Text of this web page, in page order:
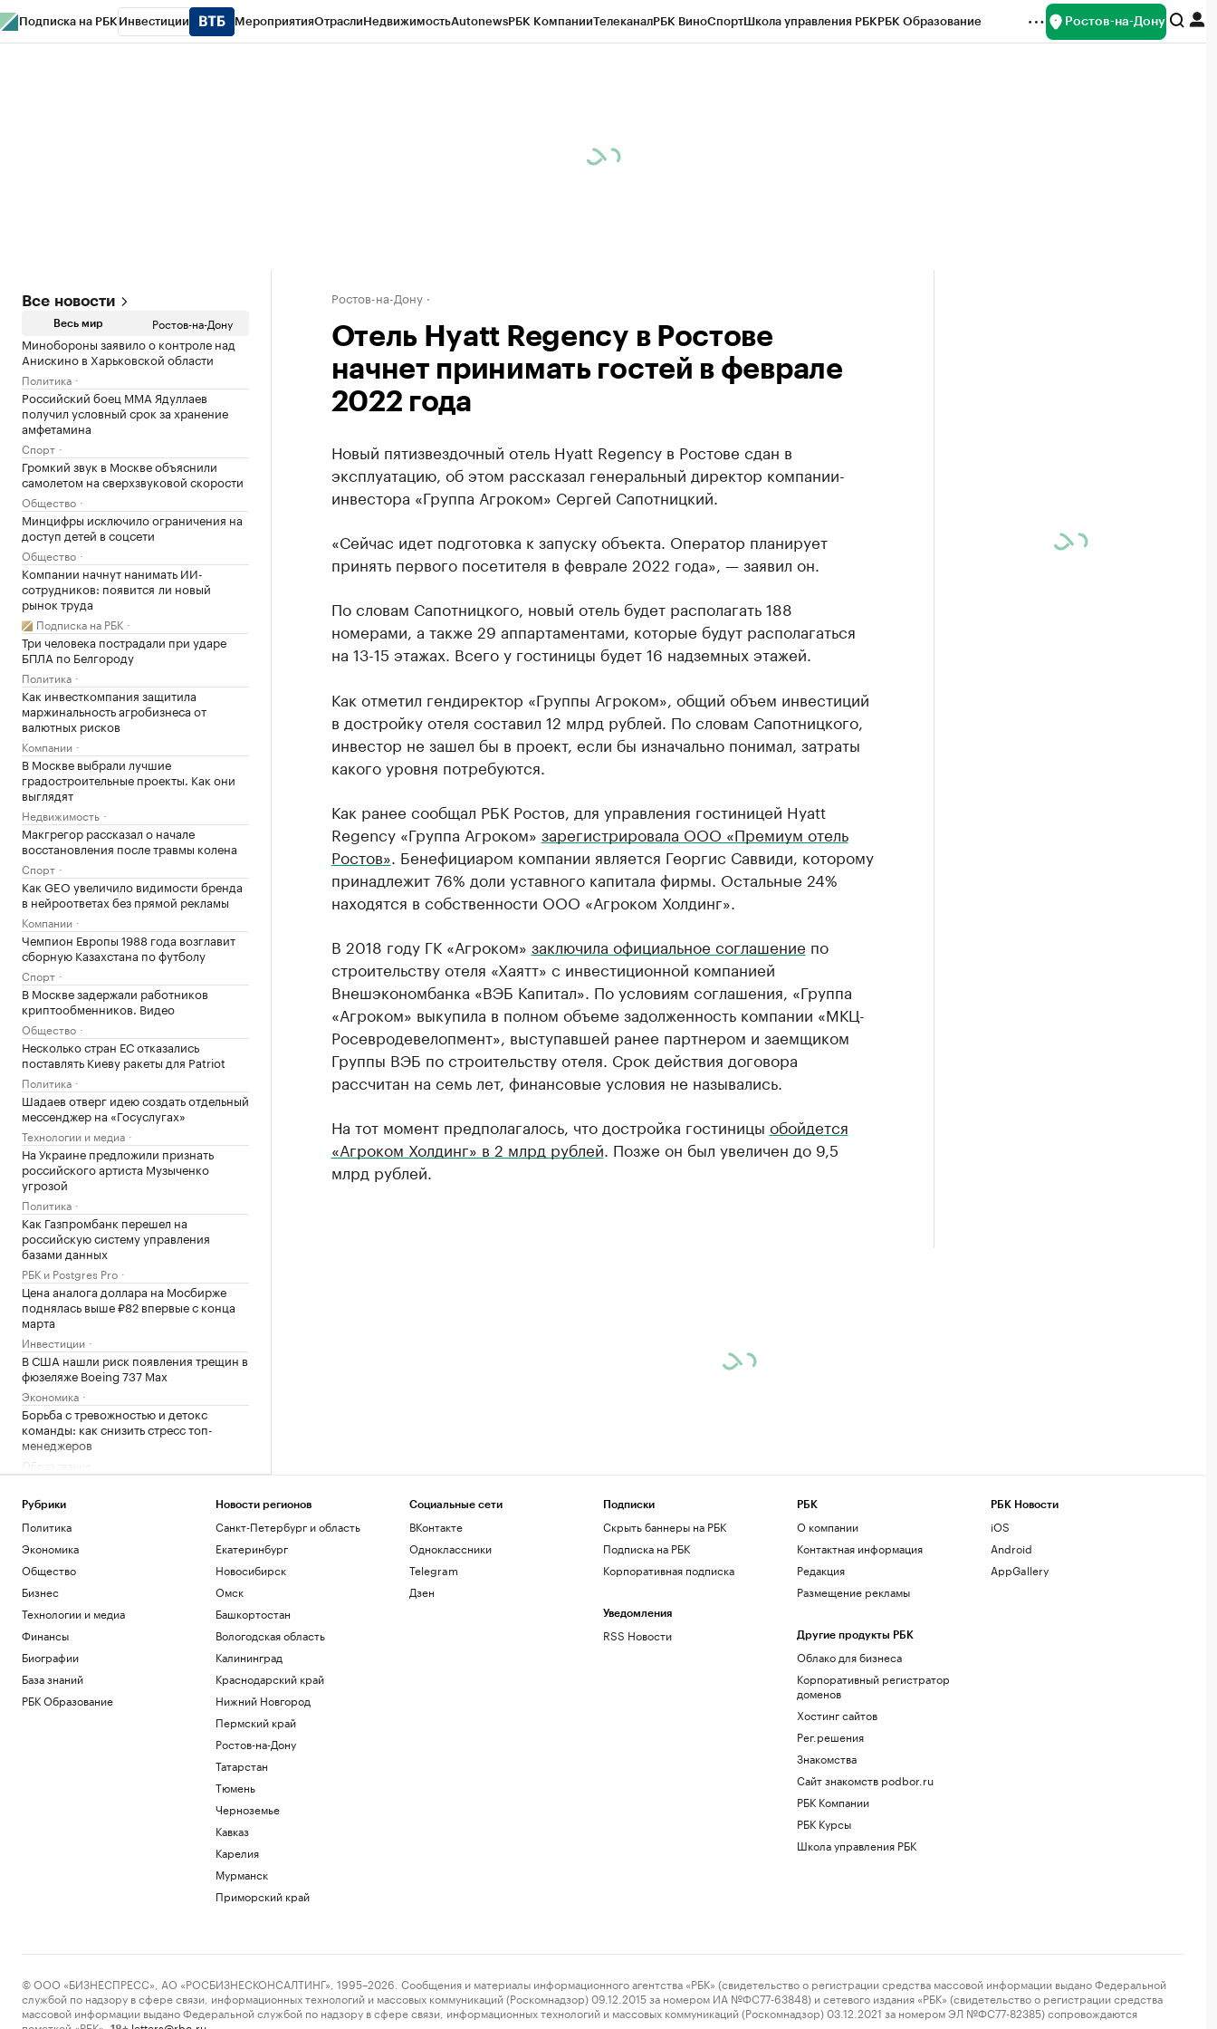
Подписка на РБК Инвестиции МероприятияОтраслиНедвижимостьAutonewsРБК КомпанииТелеканалРБК ВиноСпортШкола управления РБКРБК Образование Ростов-на-Дону
Все новости
Весь мир Ростов-на-Дону
Минобороны заявило о контроле над
Анискино в Харьковской области
Политика
Российский боец ММА Ядуллаев
получил условный срок за хранение
амфетамина
Спорт
Громкий звук в Москве объяснили
самолетом на сверхзвуковой скорости
Общество
Минцифры исключило ограничения на
доступ детей в соцсети
Общество
Компании начнут нанимать ИИ-
сотрудников: появится ли новый
рынок труда
Подписка на РБК
Три человека пострадали при ударе
БПЛА по Белгороду
Политика
Как инвесткомпания защитила
маржинальность агробизнеса от
валютных рисков
Компании
В Москве выбрали лучшие
градостроительные проекты. Как они
выглядят
Недвижимость
Макгрегор рассказал о начале
восстановления после травмы колена
Спорт
Как GEO увеличило видимости бренда
в нейроответах без прямой рекламы
Компании
Чемпион Европы 1988 года возглавит
сборную Казахстана по футболу
Спорт
В Москве задержали работников
криптообменников. Видео
Общество
Несколько стран ЕС отказались
поставлять Киеву ракеты для Patriot
Политика
Шадаев отверг идею создать отдельный
мессенджер на «Госуслугах»
Технологии и медиа
На Украине предложили признать
российского артиста Музыченко
угрозой
Политика
Как Газпромбанк перешел на
российскую систему управления
базами данных
РБК и Postgres Pro
Цена аналога доллара на Мосбирже
поднялась выше ₽82 впервые с конца
марта
Инвестиции
В США нашли риск появления трещин в
фюзеляже Boeing 737 Max
Экономика
Борьба с тревожностью и детокс
команды: как снизить стресс топ-
менеджеров
Образование
жилья при отсутствии мер поддержки
Ростов-на-Дону
Отель Hyatt Regency в Ростове
начнет принимать гостей в феврале
2022 года
Новый пятизвездочный отель Hyatt Regency в Ростове сдан в
эксплуатацию, об этом рассказал генеральный директор компании-
инвестора «Группа Агроком» Сергей Сапотницкий.
«Сейчас идет подготовка к запуску объекта. Оператор планирует
принять первого посетителя в феврале 2022 года», — заявил он.
По словам Сапотницкого, новый отель будет располагать 188
номерами, а также 29 аппартаментами, которые будут располагаться
на 13-15 этажах. Всего у гостиницы будет 16 надземных этажей.
Как отметил гендиректор «Группы Агроком», общий объем инвестиций
в достройку отеля составил 12 млрд рублей. По словам Сапотницкого,
инвестор не зашел бы в проект, если бы изначально понимал, затраты
какого уровня потребуются.
Как ранее сообщал РБК Ростов, для управления гостиницей Hyatt
Regency «Группа Агроком» зарегистрировала ООО «Премиум отель
Ростов» . Бенефициаром компании является Георгис Саввиди, которому
принадлежит 76% доли уставного капитала фирмы. Остальные 24%
находятся в собственности ООО «Агроком Холдинг».
В 2018 году ГК «Агроком» заключила официальное соглашение по
строительству отеля «Хаятт» с инвестиционной компанией
Внешэкономбанка «ВЭБ Капитал». По условиям соглашения, «Группа
«Агроком» выкупила в полном объеме задолженность компании «МКЦ-
Росевродевелопмент», выступавшей ранее партнером и заемщиком
Группы ВЭБ по строительству отеля. Срок действия договора
рассчитан на семь лет, финансовые условия не назывались.
На тот момент предполагалось, что достройка гостиницы обойдется
«Агроком Холдинг» в 2 млрд рублей . Позже он был увеличен до 9,5
млрд рублей.
Рубрики
Политика
Экономика
Общество
Бизнес
Технологии и медиа
Финансы
Биографии
База знаний
РБК Образование
Новости регионов
Санкт-Петербург и область
Екатеринбург
Новосибирск
Омск
Башкортостан
Вологодская область
Калининград
Краснодарский край
Нижний Новгород
Пермский край
Ростов-на-Дону
Татарстан
Тюмень
Черноземье
Кавказ
Карелия
Мурманск
Приморский край
Социальные сети
ВКонтакте
Одноклассники
Telegram
Дзен
Подписки
Скрыть баннеры на РБК
Подписка на РБК
Корпоративная подписка
Уведомления
RSS Новости
РБК
О компании
Контактная информация
Редакция
Размещение рекламы
Другие продукты РБК
Облако для бизнеса
Корпоративный регистратор
доменов
Хостинг сайтов
Рег.решения
Знакомства
Сайт знакомств podbor.ru
РБК Компании
РБК Курсы
Школа управления РБК
РБК Новости
iOS
Android
AppGallery
© ООО «БИЗНЕСПРЕСС», АО «РОСБИЗНЕСКОНСАЛТИНГ», 1995–2026. Сообщения и материалы информационного агентства «РБК» (свидетельство о регистрации средства массовой информации выдано Федеральной
службой по надзору в сфере связи, информационных технологий и массовых коммуникаций (Роскомнадзор) 09.12.2015 за номером ИА №ФС77-63848) и сетевого издания «РБК» (свидетельство о регистрации средства
массовой информации выдано Федеральной службой по надзору в сфере связи, информационных технологий и массовых коммуникаций (Роскомнадзор) 03.12.2021 за номером ЭЛ №ФС77-82385) сопровождаются